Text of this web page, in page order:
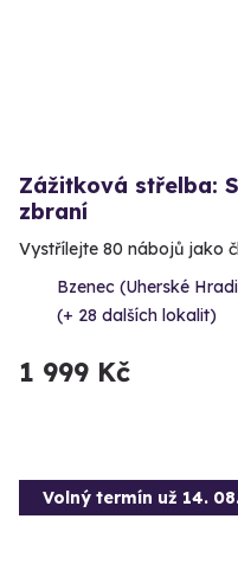
Zážitková střelba:
zbraní
Vystřílejte 80 nábojů jako
Bzenec (Uherské
(+ 28 dalších lokalit)
1 999 Kč
Volný termín už 14.